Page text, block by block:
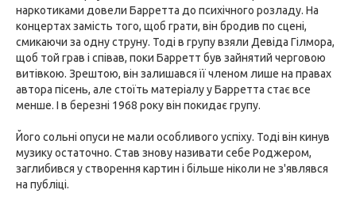
наркотиками довели Барретта до психічного розладу. На
концертах замість того, щоб грати, він бродив по сцені,
смикаючи за одну струну. Тоді в групу взяли Девіда Гілмора,
щоб той грав і співав, поки Барретт був зайнятий черговою
витівкою. Зрештою, він залишався її членом лише на правах
автора пісень, але стоїть матеріалу у Барретта стає все
менше. І в березні 1968 року він покидає групу.
Його сольні опуси не мали особливого успіху. Тоді він кинув
музику остаточно. Став знову називати себе Роджером,
заглибився у створення картин і більше ніколи не з'являвся
на публіці.